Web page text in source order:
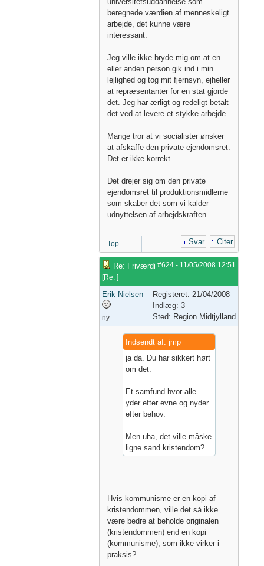
beregnede værdien af menneskeligt
arbejde, det kunne være
interessant.
Jeg ville ikke bryde mig om at en
eller anden person gik ind i min
lejlighed og tog mit fjernsyn, ejheller
at repræsentanter for en stat gjorde
det. Jeg har ærligt og redeligt betalt
det ved at levere et stykke arbejde.
Mange tror at vi socialister ønsker
at afskaffe den private ejendomsret.
Det er ikke korrekt.
Det drejer sig om den private
ejendomsret til produktionsmidlerne
som skaber det som vi kalder
udnyttelsen af arbejdskraften.
Top Svar Citer
#624 - 11/05/2008 12:51
Re: Friværdi
[Re: ]
Erik Nielsen
ny
Registeret: 21/04/2008
Indlæg: 3
Sted: Region Midtjylland
Indsendt af: jmp
ja da. Du har sikkert hørt
om det.
Et samfund hvor alle
yder efter evne og nyder
efter behov.
Men uha, det ville måske
ligne sand kristendom?
Hvis kommunisme er en kopi af
kristendommen, ville det så ikke
være bedre at beholde originalen
(kristendommen) end en kopi
(kommunisme), som ikke virker i
praksis?